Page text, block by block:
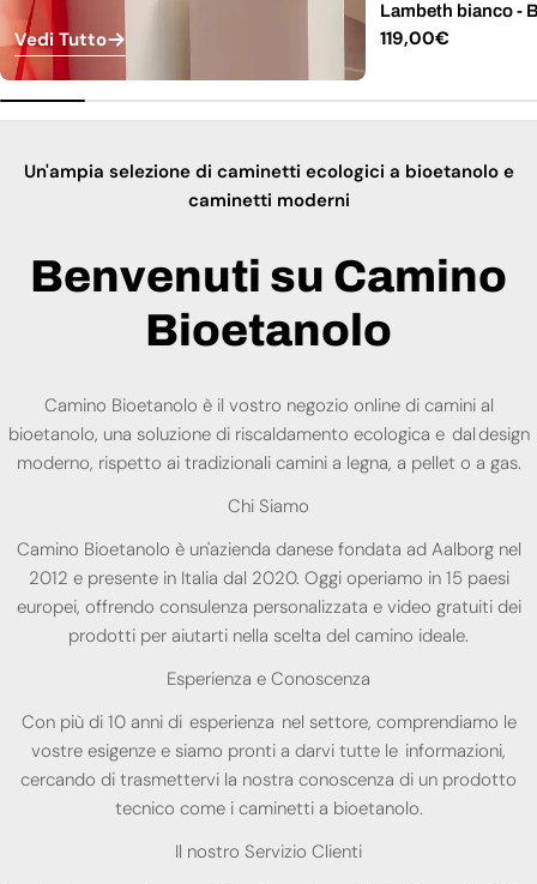
Vedi Tutto
Lambeth bianco -
Prezzo
119,00€
Un'ampia selezione di caminetti ecologici a bioetanolo e
caminetti moderni
Benvenuti su Camino
Bioetanolo
Camino Bioetanolo è il vostro negozio online di camini al
bioetanolo, una soluzione di riscaldamento ecologica e dal design
moderno, rispetto ai tradizionali camini a legna, a pellet o a gas.
Chi Siamo
Camino Bioetanolo è un'azienda danese fondata ad Aalborg nel
2012 e presente in Italia dal 2020. Oggi operiamo in 15 paesi
europei, offrendo consulenza personalizzata e video gratuiti dei
prodotti per aiutarti nella scelta del camino ideale.
Esperienza e Conoscenza
Con più di 10 anni di esperienza nel settore, comprendiamo le
vostre esigenze e siamo pronti a darvi tutte le informazioni,
cercando di trasmettervi la nostra conoscenza di un prodotto
tecnico come i caminetti a bioetanolo.
Il nostro Servizio Clienti